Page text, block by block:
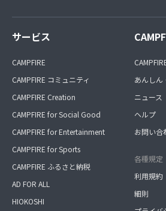
サービス
CAMPFIRE
CAMPFIRE コミュニティ
CAMPFIRE Creation
CAMPFIRE for Social Good
CAMPFIRE for Entertainment
CAMPFIRE for Sports
CAMPFIRE ふるさと納税
AD FOR ALL
HIOKOSHI
あんしん
ニュース
ヘルプ
お問い合
各種規定
利用規約
細則